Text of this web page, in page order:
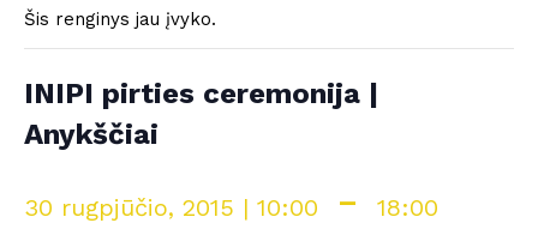
Šis renginys jau įvyko.
INIPI pirties ceremonija |
Anykščiai
30 rugpjūčio, 2015 | 10:00 - 18:00